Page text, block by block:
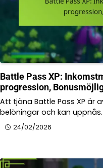
Battle Pass XP:
progression,
Att tjäna Battle Pass XP är
belöningar och kan
24/02/2026